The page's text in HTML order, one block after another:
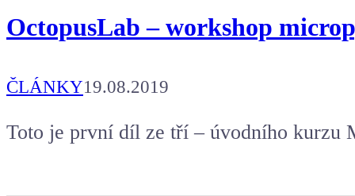
OctopusLab – workshop
ČLÁNKY19.08.2019
Toto je první díl ze tří – úvodního kurzu